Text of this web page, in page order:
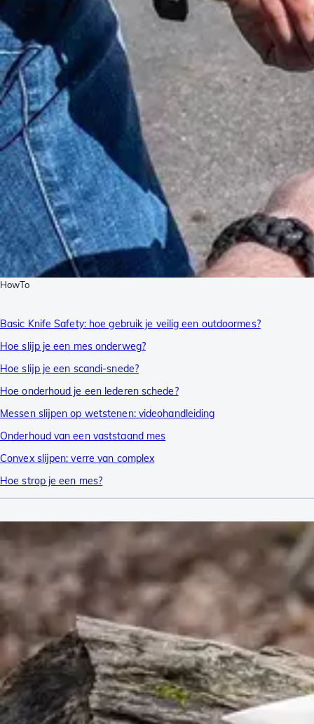
HowTo
Basic Knife Safety: hoe gebruik je veilig een outdoormes?
Hoe slijp je een mes onderweg?
Hoe slijp je een scandi-snede?
Hoe onderhoud je een lederen schede?
Messen slijpen op wetstenen: videohandleiding
Onderhoud van een vaststaand mes
Convex slijpen: verre van complex
Hoe strop je een mes?